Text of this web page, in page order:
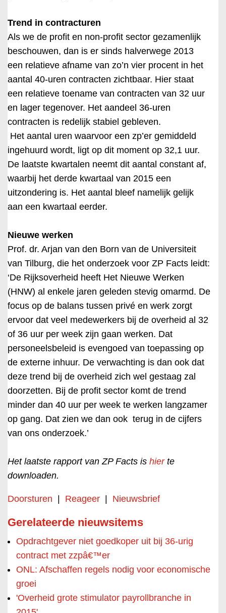
Trend in contracturen
Als we de profit en non-profit sector gezamenlijk
beschouwen, dan is er sinds halverwege 2013
een relatieve afname van zo’n vier procent in het
aantal 40-uren contracten zichtbaar. Hier staat
een relatieve toename van contracten van 32 uur
en lager tegenover. Het aandeel 36-uren
contracten is redelijk stabiel gebleven.
Het aantal uren waarvoor een zp’er gemiddeld
ingehuurd wordt, ligt op dit moment op 32,1 uur.
De laatste kwartalen neemt dit aantal constant af,
waarbij het derde kwartaal van 2015 een
uitzondering is. Het aantal bleef namelijk gelijk
aan een kwartaal eerder.
Nieuwe werken
Prof. dr. Arjan van den Born van de Universiteit
van Tilburg, die het onderzoek voor ZP Facts leidt:
‘De Rijksoverheid heeft Het Nieuwe Werken
(HNW) al enkele jaren geleden stevig omarmd. De
focus op de balans tussen privé en werk zorgt
ervoor dat veel medewerkers bij de overheid al 32
of 36 uur per week zijn gaan werken. Dat
personeelsbeleid is evengoed van toepassing op
de externe inhuur. De verwachting is dan ook dat
deze trend bij de overheid zich wel gestaag zal
doorzetten. Bij de profit sector komt de trend
minder dan 40 uur per week te werken langzamer
op gang. Dat zien we dan ook terug in de cijfers
van ons onderzoek.’
Het laatste rapport van ZP Facts is hierte
downloaden.
Doorsturen Reageer Nieuwsbrief
Gerelateerde nieuwsitems
Opdrachtgever niet goedkoper uit bij 36-urig
contract met zzpâ€™er
ONL: Afschaffen regels nodig voor economische
groei
'Overheid grote stimulator payrollbranche in